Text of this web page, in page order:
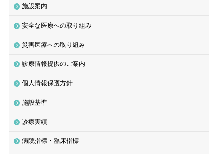
アクセス
お問い合わせ
施設案内
安全な医療への取り組み
災害医療への取り組み
診療情報提供のご案内
個人情報保護方針
施設基準
診療実績
病院指標・臨床指標